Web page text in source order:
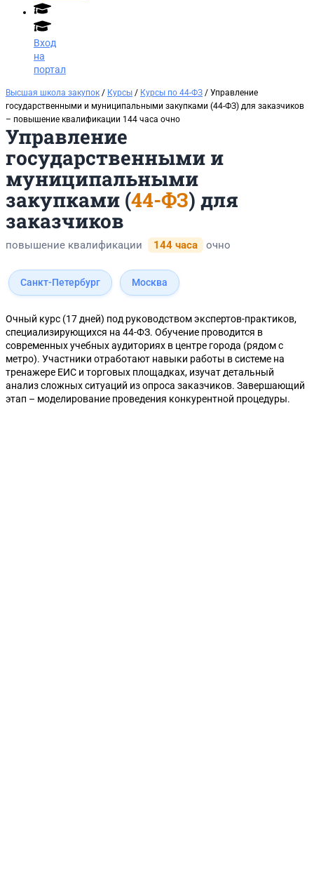
Заказать звонок
Вход
на
портал
Высшая школа закупок / Курсы / Курсы по 44-ФЗ / Управление
государственными и муниципальными закупками (44-ФЗ) для заказчиков
– повышение квалификации 144 часа очно
Управление
государственными и
муниципальными
закупками (44-ФЗ) для
заказчиков
повышение квалификации 144 часа очно
Санкт-Петербург Москва
Очный курс (17 дней) под руководством экспертов-практиков,
специализирующихся на 44-ФЗ. Обучение проводится в
современных учебных аудиториях в центре города (рядом с
метро). Участники отработают навыки работы в системе на
тренажере ЕИС и торговых площадках, изучат детальный
анализ сложных ситуаций из опроса заказчиков. Завершающий
этап – моделирование проведения конкурентной процедуры.